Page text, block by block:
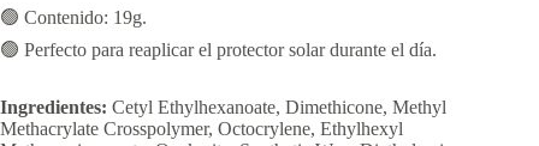
🟢 Contenido: 19g.
🟢 Perfecto para reaplicar el protector solar durante el día.
Ingredientes: Cetyl Ethylhexanoate, Dimethicone, Methyl
Methacrylate Crosspolymer, Octocrylene, Ethylhexyl